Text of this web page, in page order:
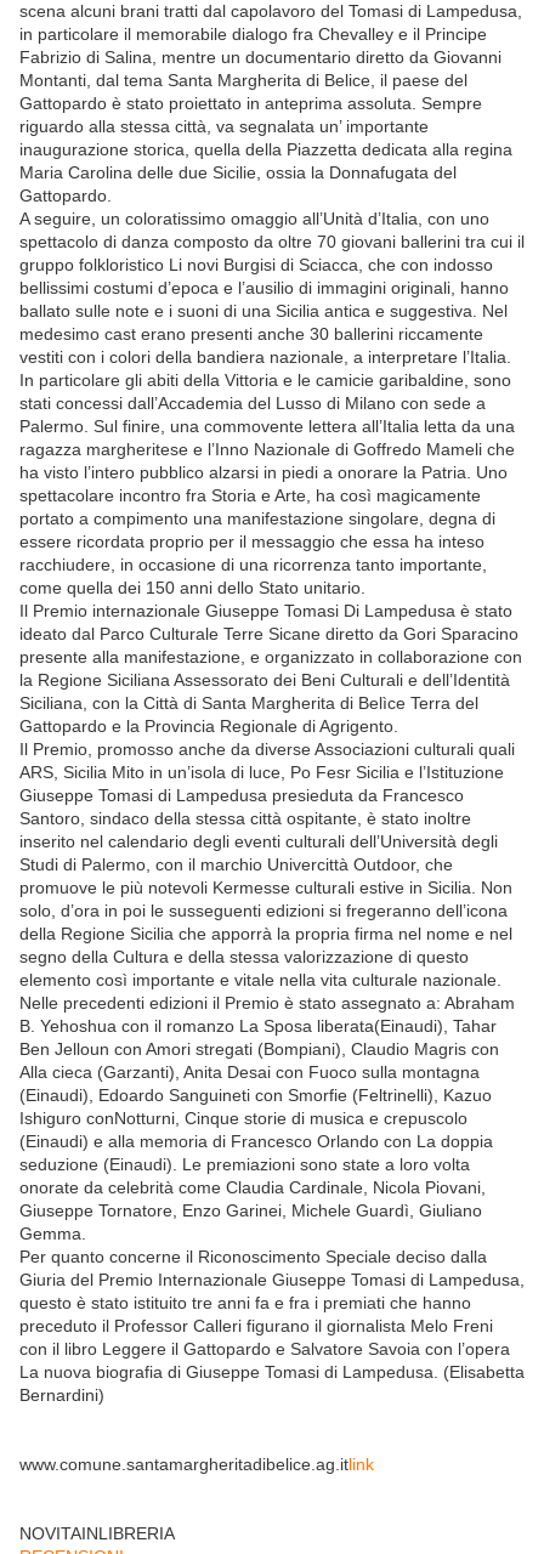
scena alcuni brani tratti dal capolavoro del Tomasi di Lampedusa,
in particolare il memorabile dialogo fra Chevalley e il Principe
Fabrizio di Salina, mentre un documentario diretto da Giovanni
Montanti, dal tema Santa Margherita di Belice, il paese del
Gattopardo è stato proiettato in anteprima assoluta. Sempre
riguardo alla stessa città, va segnalata un’ importante
inaugurazione storica, quella della Piazzetta dedicata alla regina
Maria Carolina delle due Sicilie, ossia la Donnafugata del
Gattopardo.
A seguire, un coloratissimo omaggio all’Unità d’Italia, con uno
spettacolo di danza composto da oltre 70 giovani ballerini tra cui il
gruppo folkloristico Li novi Burgisi di Sciacca, che con indosso
bellissimi costumi d’epoca e l’ausilio di immagini originali, hanno
ballato sulle note e i suoni di una Sicilia antica e suggestiva. Nel
medesimo cast erano presenti anche 30 ballerini riccamente
vestiti con i colori della bandiera nazionale, a interpretare l’Italia.
In particolare gli abiti della Vittoria e le camicie garibaldine, sono
stati concessi dall’Accademia del Lusso di Milano con sede a
Palermo. Sul finire, una commovente lettera all’Italia letta da una
ragazza margheritese e l’Inno Nazionale di Goffredo Mameli che
ha visto l’intero pubblico alzarsi in piedi a onorare la Patria. Uno
spettacolare incontro fra Storia e Arte, ha così magicamente
portato a compimento una manifestazione singolare, degna di
essere ricordata proprio per il messaggio che essa ha inteso
racchiudere, in occasione di una ricorrenza tanto importante,
come quella dei 150 anni dello Stato unitario.
Il Premio internazionale Giuseppe Tomasi Di Lampedusa è stato
ideato dal Parco Culturale Terre Sicane diretto da Gori Sparacino
presente alla manifestazione, e organizzato in collaborazione con
la Regione Siciliana Assessorato dei Beni Culturali e dell’Identità
Siciliana, con la Città di Santa Margherita di Belìce Terra del
Gattopardo e la Provincia Regionale di Agrigento.
Il Premio, promosso anche da diverse Associazioni culturali quali
ARS, Sicilia Mito in un’isola di luce, Po Fesr Sicilia e l’Istituzione
Giuseppe Tomasi di Lampedusa presieduta da Francesco
Santoro, sindaco della stessa città ospitante, è stato inoltre
inserito nel calendario degli eventi culturali dell’Università degli
Studi di Palermo, con il marchio Univercittà Outdoor, che
promuove le più notevoli Kermesse culturali estive in Sicilia. Non
solo, d’ora in poi le susseguenti edizioni si fregeranno dell’icona
della Regione Sicilia che apporrà la propria firma nel nome e nel
segno della Cultura e della stessa valorizzazione di questo
elemento così importante e vitale nella vita culturale nazionale.
Nelle precedenti edizioni il Premio è stato assegnato a: Abraham
B. Yehoshua con il romanzo La Sposa liberata(Einaudi), Tahar
Ben Jelloun con Amori stregati (Bompiani), Claudio Magris con
Alla cieca (Garzanti), Anita Desai con Fuoco sulla montagna
(Einaudi), Edoardo Sanguineti con Smorfie (Feltrinelli), Kazuo
Ishiguro conNotturni, Cinque storie di musica e crepuscolo
(Einaudi) e alla memoria di Francesco Orlando con La doppia
seduzione (Einaudi). Le premiazioni sono state a loro volta
onorate da celebrità come Claudia Cardinale, Nicola Piovani,
Giuseppe Tornatore, Enzo Garinei, Michele Guardì, Giuliano
Gemma.
Per quanto concerne il Riconoscimento Speciale deciso dalla
Giuria del Premio Internazionale Giuseppe Tomasi di Lampedusa,
questo è stato istituito tre anni fa e fra i premiati che hanno
preceduto il Professor Calleri figurano il giornalista Melo Freni
con il libro Leggere il Gattopardo e Salvatore Savoia con l’opera
La nuova biografia di Giuseppe Tomasi di Lampedusa. (Elisabetta
Bernardini)
www.comune.santamargheritadibelice.ag.itlink
NOVITAINLIBRERIA